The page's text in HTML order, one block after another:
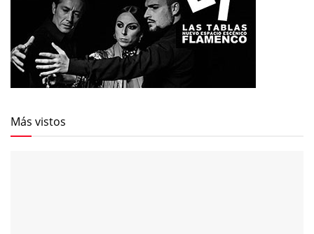
Más vistos